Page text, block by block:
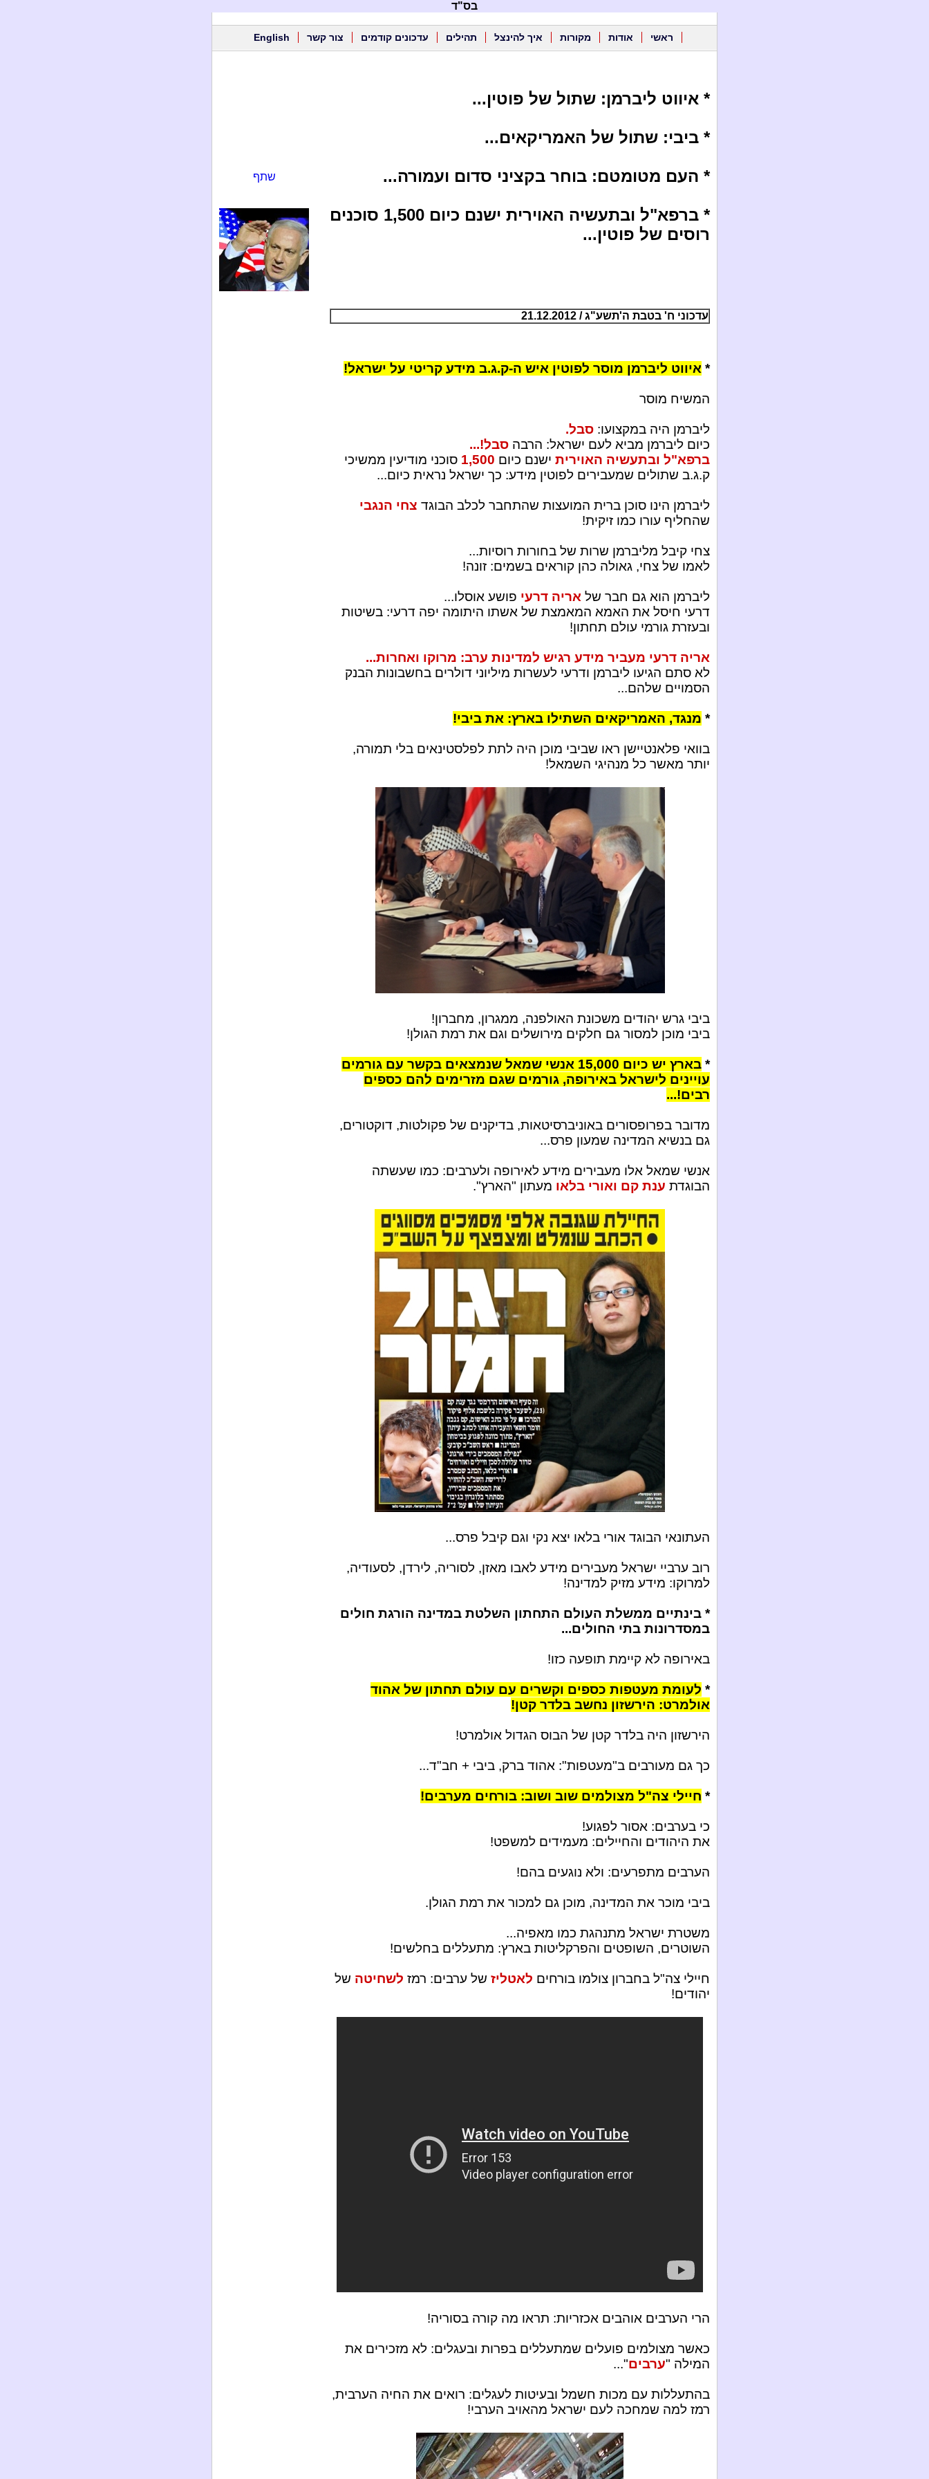
בס"ד
ראשי אודות מקורות איך להינצל תהילים עדכונים קודמים צור קשר English
* איווט ליברמן: שתול של פוטין...
* ביבי: שתול של האמריקאים...
* העם מטומטם: בוחר בקציני סדום ועמורה...
* ברפא"ל ובתעשיה האוירית ישנם כיום 1,500 סוכנים
רוסים של פוטין...
עדכוני ח' בטבת ה'תשע"ג / 21.12.2012
* איווט ליברמן מוסר לפוטין איש ה-ק.ג.ב מידע קריטי על ישראל!
המשיח מוסר
ליברמן היה במקצועו: סבל.
כיום ליברמן מביא לעם ישראל: הרבה סבל!...
ברפא"ל ובתעשיה האוירית ישנם כיום 1,500 סוכני מודיעין ממשיכי
ק.ג.ב שתולים שמעבירים לפוטין מידע: כך ישראל נראית כיום...
ליברמן הינו סוכן ברית המועצות שהתחבר לכלב הבוגד צחי הנגבי
שהחליף עורו כמו זיקית!
צחי קיבל מליברמן שרות של בחורות רוסיות...
לאמו של צחי, גאולה כהן קוראים בשמים: זונה!
ליברמן הוא גם חבר של אריה דרעי פושע אוסלו...
דרעי חיסל את האמא המאמצת של אשתו היתומה יפה דרעי: בשיטות
ובעזרת גורמי עולם תחתון!
אריה דרעי מעביר מידע רגיש למדינות ערב: מרוקו ואחרות...
לא סתם הגיעו ליברמן ודרעי לעשרות מיליוני דולרים בחשבונות הבנק
הסמויים שלהם...
* מנגד, האמריקאים השתילו בארץ: את ביבי!
בוואי פלאנטיישן ראו שביבי מוכן היה לתת לפלסטינאים בלי תמורה,
יותר מאשר כל מנהיגי השמאל!
ביבי גרש יהודים משכונת האולפנה, ממגרון, מחברון!
ביבי מוכן למסור גם חלקים מירושלים וגם את רמת הגולן!
*
בארץ יש כיום 15,000 אנשי שמאל שנמצאים בקשר עם גורמים
עויינים לישראל באירופה, גורמים שגם מזרימים להם כספים
רבים!...
מדובר בפרופסורים באוניברסיטאות, בדיקנים של פקולטות, דוקטורים,
גם בנשיא המדינה שמעון פרס...
אנשי שמאל אלו מעבירים מידע לאירופה ולערבים: כמו שעשתה
הבוגדת ענת קם ואורי בלאו מעתון "הארץ".
העתונאי הבוגד אורי בלאו יצא נקי וגם קיבל פרס...
רוב ערביי ישראל מעבירים מידע לאבו מאזן, לסוריה, לירדן, לסעודיה,
למרוקו: מידע מזיק למדינה!
* בינתיים ממשלת העולם התחתון השלטת במדינה הורגת חולים
במסדרונות בתי החולים...
באירופה לא קיימת תופעה כזו!
* לעומת מעטפות כספים וקשרים עם עולם תחתון של אהוד
אולמרט: הירשזון נחשב בלדר קטן!
הירשזון היה בלדר קטן של הבוס הגדול אולמרט!
כך גם מעורבים ב"מעטפות": אהוד ברק, ביבי + חב"ד...
* חיילי צה"ל מצולמים שוב ושוב: בורחים מערבים!
כי בערבים: אסור לפגוע!
את היהודים והחיילים: מעמידים למשפט!
הערבים מתפרעים: ולא נוגעים בהם!
ביבי מוכר את המדינה, מוכן גם למכור את רמת הגולן.
משטרת ישראל מתנהגת כמו מאפיה...
השוטרים, השופטים והפרקליטות בארץ: מתעללים בחלשים!
חיילי צה"ל בחברון צולמו בורחים לאטליז של ערבים: רמז לשחיטה של
יהודים!
הרי הערבים אוהבים אכזריות: תראו מה קורה בסוריה!
כאשר מצולמים פועלים שמתעללים בפרות ובעגלים: לא מזכירים את
המילה "ערבים"...
בהתעללות עם מכות חשמל ובעיטות לעגלים: רואים את החיה הערבית,
רמז למה שמחכה לעם ישראל מהאויב הערבי!
שתף